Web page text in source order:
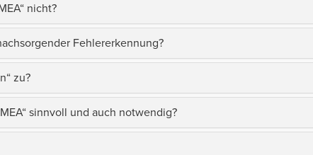
nicht?
Fehlererkennung?
zu?
sinnvoll und auch notwendig?